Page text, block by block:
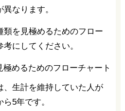
なります。
類を見極めるためのフロー
にしてください。
、生計を維持していた人が
5年です。